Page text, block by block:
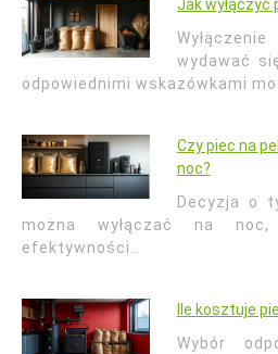
Jak wyłączyć
wydawać
odpowiednimi wskazówkami
Czy piec na
noc?
Decyzja o
można wyłączać na
efektywności…
Ile kosztuje
Wybór